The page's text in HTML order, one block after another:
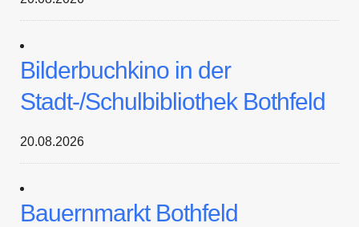
Bilderbuchkino in der
Stadt-/Schulbibliothek Bothfeld
20.08.2026
Bauernmarkt Bothfeld